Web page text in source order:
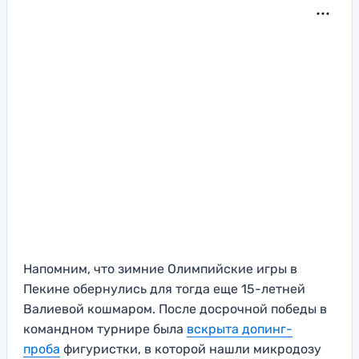
Напомним, что зимние Олимпийские игры в
Пекине обернулись для тогда еще 15-летней
Валиевой кошмаром. После досрочной победы в
командном турнире была вскрыта допинг-
проба фигуристки, в которой нашли микродозу